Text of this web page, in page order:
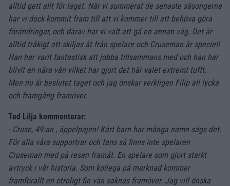
alltid gett allt för laget. När vi summerat de senaste säsongerna
har vi dock kommit fram till att vi kommer till att behöva göra
förändringar, och därav har vi valt att gå en annan väg. Det är
alltid tråkigt att skiljas åt från spelare och Cruseman är speciell.
Han har varit fantastisk att jobba tillsammans med och han har
blivit en nära vän vilket har gjort det här valet extremt tufft.
Men nu är beslutet taget och jag önskar verkligen Filip all lycka
och framgång framöver.
Ted Lilja kommenterar:
- Cruse, 49:an , äppelpajen! Kärt barn har många namn sägs det.
För alla våra supportrar och fans så finns inte spelaren
Cruseman med på resan framåt. En spelare som gjort starkt
avtryck i vår historia. Som kollega på marknad kommer
framförallt en otroligt fin vän saknas framöver. Jag vill önska